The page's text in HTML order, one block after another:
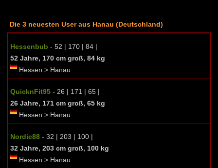
Die 3 neuesten User aus Hanau (Deutschland)
Hessenbub - 52 | 170 | 84 |
52 Jahre, 170 cm groß, 84 kg
Hessen > Hanau
QuicknFit95 - 26 | 171 | 65 |
26 Jahre, 171 cm groß, 65 kg
Hessen > Hanau
Nordic88 - 32 | 203 | 100 |
32 Jahre, 203 cm groß, 100 kg
Hessen > Hanau